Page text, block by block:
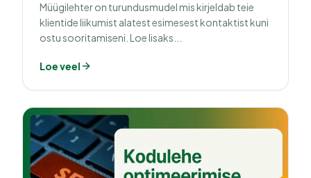
Müügilehter on turundusmudel mis kirjeldab teie
klientide liikumist alatest esimesest kontaktist kuni
ostu sooritamiseni. Loe lisaks...
Loe veel